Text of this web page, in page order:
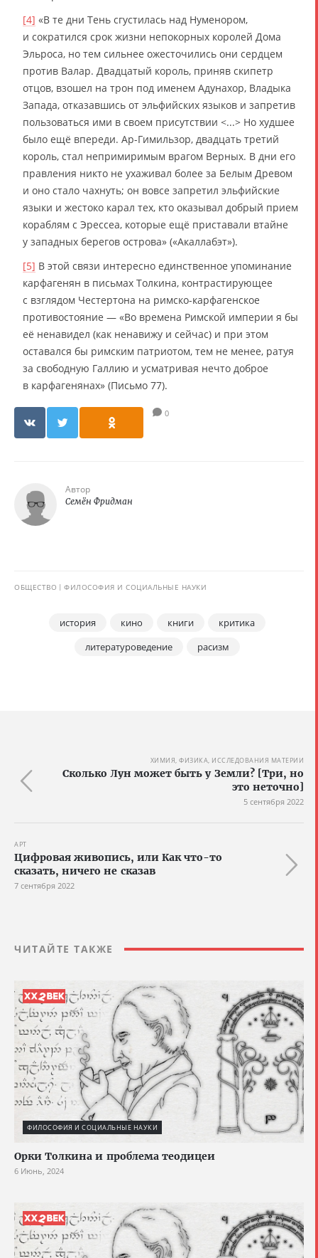
[4] «В те дни Тень сгустилась над Нуменором,
и сократился срок жизни непокорных королей Дома
Эльроса, но тем сильнее ожесточились они сердцем
против Валар. Двадцатый король, приняв скипетр
отцов, взошел на трон под именем Адунахор, Владыка
Запада, отказавшись от эльфийских языков и запретив
пользоваться ими в своем присутствии <...> Но худшее
было ещё впереди. Ар-Гимильзор, двадцать третий
король, стал непримиримым врагом Верных. В дни его
правления никто не ухаживал более за Белым Древом
и оно стало чахнуть; он вовсе запретил эльфийские
языки и жестоко карал тех, кто оказывал добрый прием
кораблям с Эрессеа, которые ещё приставали втайне
у западных берегов острова» («Акаллабэт»).
[5] В этой связи интересно единственное упоминание
карфагенян в письмах Толкина, контрастирующее
с взглядом Честертона на римско-карфагенское
противостояние — «Во времена Римской империи я бы
её ненавидел (как ненавижу и сейчас) и при этом
оставался бы римским патриотом, тем не менее, ратуя
за свободную Галлию и усматривая нечто доброе
в карфагенянах» (Письмо 77).
0
Автор
Семён Фридман
ОБЩЕСТВО ФИЛОСОФИЯ И СОЦИАЛЬНЫЕ НАУКИ
история кино книги
критика
литературоведение
расизм
ХИМИЯ, ФИЗИКА, ИССЛЕДОВАНИЯ МАТЕРИИ
Сколько Лун может быть у Земли? [Три, но
это неточно]
5 сентября 2022
АРТ
Цифровая живопись, или Как что-то
сказать, ничего не сказав
7 сентября 2022
ЧИТАЙТЕ ТАКЖЕ
ФИЛОСОФИЯ И СОЦИАЛЬНЫЕ НАУКИ
Орки Толкина и проблема теодицеи
6 Июнь, 2024